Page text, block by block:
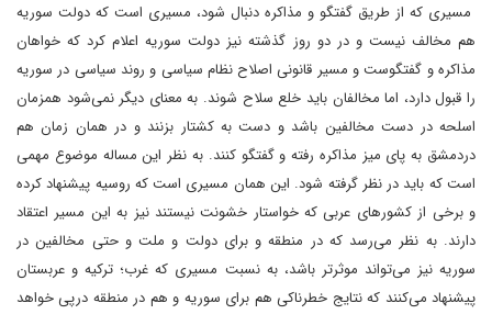
مسیری که از طریق گفتگو و مذاکره دنبال شود، ‌مسیری است که دولت سوریه
هم مخالف نیست و در دو روز گذشته نیز دولت سوریه اعلام کرد که خواهان
مذاکره و گفتگوست و مسیر قانونی اصلاح نظام سیاسی و روند سیاسی در سوریه
را قبول دارد، اما مخالفان باید خلع سلاح شوند. به معنای دیگر نمی‌شود همزمان
اسلحه در دست مخالفین باشد و دست به کشتار بزنند و در همان زمان هم
دردمشق به پای میز مذاکره رفته و گفتگو کنند. به نظر این مساله موضوع مهمی
است که باید در نظر گرفته شود. این همان مسیری است که روسیه پیشنهاد کرده
و برخی از کشورهای عربی که خواستار خشونت نیستند نیز به این مسیر اعتقاد
دارند. به نظر می‌رسد که در منطقه و برای دولت و ملت و حتی مخالفین در
سوریه نیز می‌تواند موثرتر باشد، به نسبت مسیری که غرب؛ ترکیه و عربستان
پیشنهاد می‌کنند که نتایج خطرناکی هم برای سوریه و هم در منطقه درپی خواهد